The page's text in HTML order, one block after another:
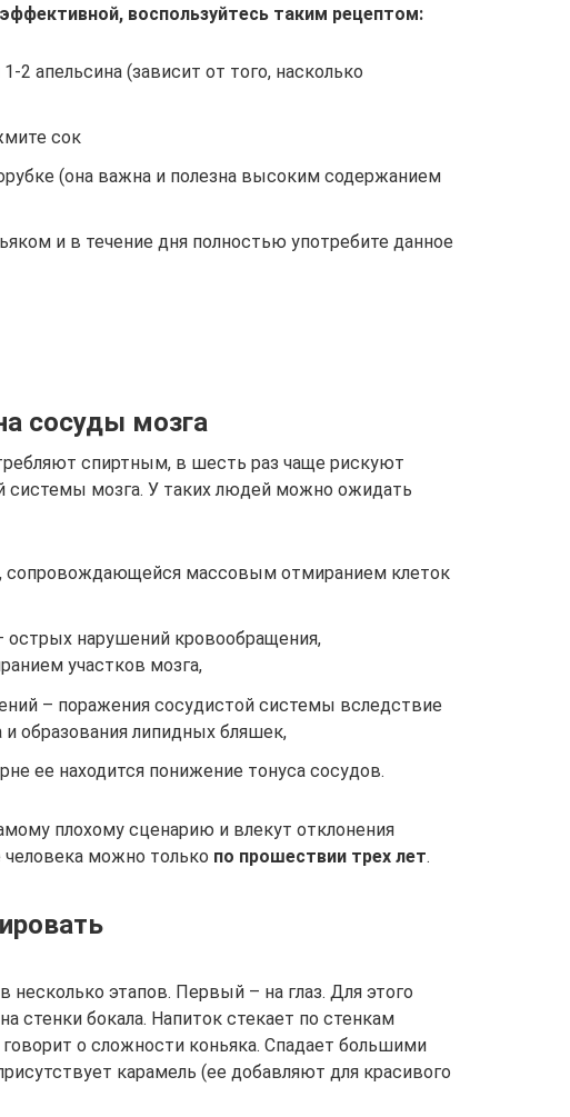
воспользуйтесь таким рецептом:
2 апельсина (зависит от того, насколько
сок
(она важна и полезна высоким содержанием
и в течение дня полностью употребите данное
сосуды мозга
спиртным, в шесть раз чаще рискуют
системы мозга. У таких людей можно ожидать
сопровождающейся массовым отмиранием клеток
острых нарушений кровообращения,
участков мозга,
– поражения сосудистой системы вследствие
образования липидных бляшек,
ее находится понижение тонуса сосудов.
плохому сценарию и влекут отклонения
человека можно только по прошествии трех лет.
этапов. Первый – на глаз. Для этого
стенки бокала. Напиток стекает по стенкам
о сложности коньяка. Спадает большими
карамель (ее добавляют для красивого